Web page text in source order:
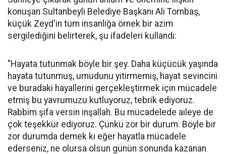
konuşan Sultanbeyli Belediye Başkanı Ali Tombaş,
küçük Zeyd'in tüm insanlığa örnek bir azim
sergilediğini belirterek, şu ifadeleri kullandı:
"Hayata tutunmak böyle bir şey. Daha küçücük yaşında
hayata tutunmuş, umudunu yitirmemiş, hayat sevincini
ve buradaki hayallerini gerçekleştirmek için mücadele
etmiş bu yavrumuzu kutluyoruz, tebrik ediyoruz.
Rabbim şifa versin inşallah. Bu mücadelede aileye de
çok teşekkür ediyoruz. Çünkü zor bir durum. Böyle bir
zor durumda demek ki eğer hayatla mücadele
ederseniz, ne olursa olsun günün sonunda kazanan